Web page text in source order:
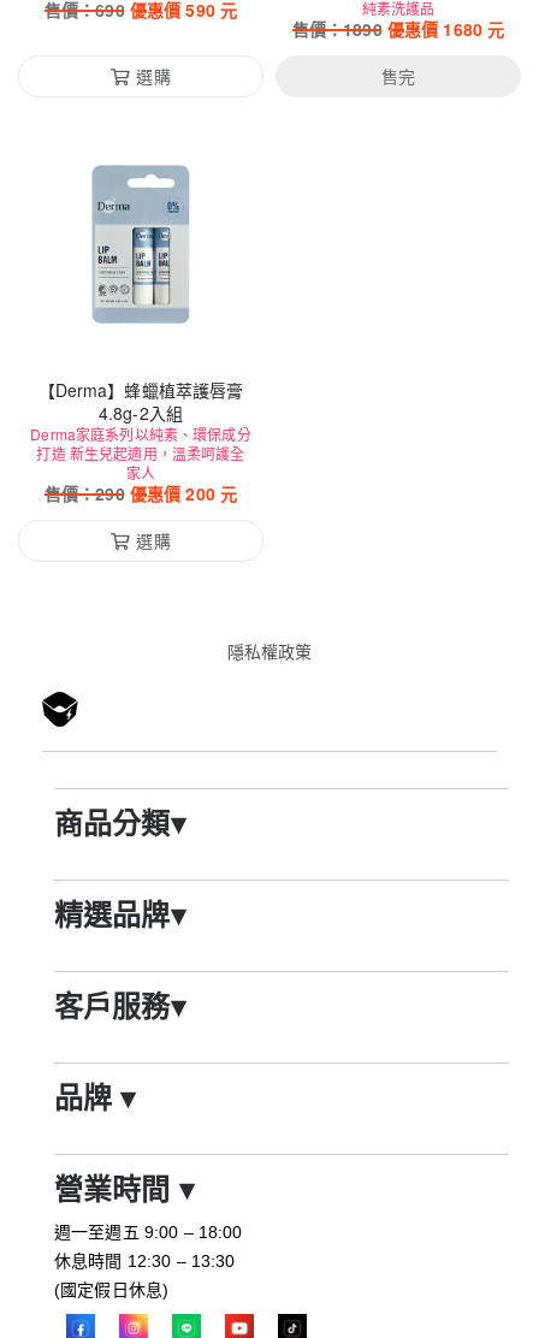
售價：690 優惠價590元
選購
純素洗護品
售價：1890 優惠價 1680元
售完
【Derma】蜂蠟植萃護唇膏
4.8g-2入組
Derma家庭系列以純素、環保成分
打造 新生兒起適用，溫柔呵護全
家人
售價：290 優惠價200元
選購
隱私權政䇿
商品分類▾
精選品牌▾
客戶服務▾
品牌▾
營業時間 ▾
週一至週五 9:00 – 18:00
休息時間 12:30 – 13:30
(國定假日休息)